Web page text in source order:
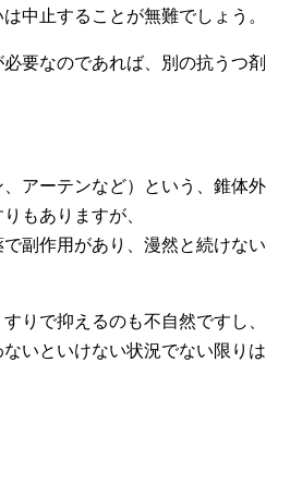
中止することが無難でしょう。
要なのであれば、別の抗うつ剤
アーテンなど）という、錐体外
もありますが、
副作用があり、漫然と続けない
りで抑えるのも不自然ですし、
いといけない状況でない限りは